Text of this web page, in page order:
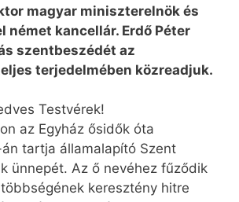
magyar miniszterelnök és
német kancellár. Erdő Péter
szentbeszédét az
terjedelmében közreadjuk.
Testvérek!
az Egyház ősidők óta
tartja államalapító Szent
ünnepét. Az ő nevéhez fűződik
keresztény hitre